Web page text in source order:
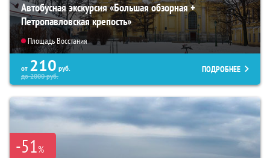
Автобусная экскурсия «Большая обзорная +
Петропавловская крепость»
Площадь Восстания
от 210 руб.
до2000руб.
ПОДРОБНЕЕ
-51%